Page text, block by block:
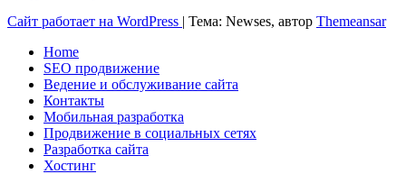
Сайт работает на WordPress | Тема: Newses, автор Themeansar
Home
SEO продвижение
Ведение и обслуживание сайта
Контакты
Мобильная разработка
Продвижение в социальных сетях
Разработка сайта
Хостинг